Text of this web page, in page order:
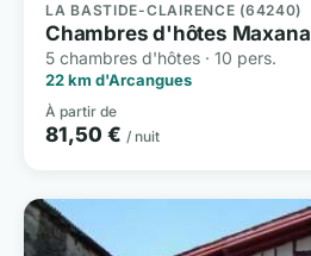
LA BASTIDE-CLAIRENCE (64240)
Chambres d'hôtes Maxana
5 chambres d'hôtes · 10 pers.
22 km d'Arcangues
À partir de
81,50 € / nuit